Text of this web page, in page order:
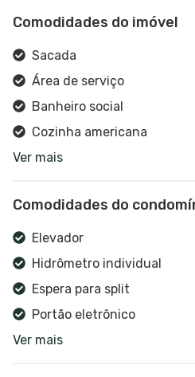
Comodidades do imóvel
Sacada
Área de serviço
Banheiro social
Cozinha americana
Estar social
Elevador
Hidrômetro individual
Espera para split
Interfone
Churrasqueira
Internet
Ver mais
Comodidades do
Elevador
Hidrômetro individual
Espera para split
Portão eletrônico
Interfone
Ver mais